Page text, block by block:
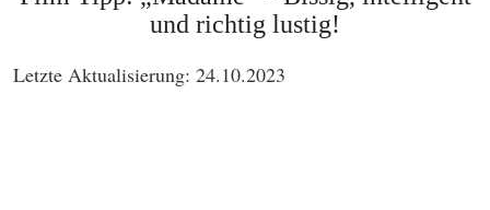
und richtig lustig!
Letzte Aktualisierung: 24.10.2023